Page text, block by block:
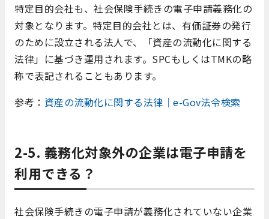
特定目的会社も、社会保険手続きの電子申請義務化の
対象となります。特定目的会社とは、有価証券の発行
のために設立される法人で、「資産の流動化に関する
法律」に基づき運用されます。SPCもしくはTMKの略
称で表記されることもあります。
参考： 資産の流動化に関する法律｜e-Gov法令検索
2-5. 義務化対象外の企業は電子申請を
利用できる？
社会保険手続きの電子申請が義務化されていない企業